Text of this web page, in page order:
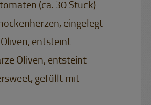
(ca. 30 Stück)
eingelegt
entsteint
Oliven, entsteint
gefüllt mit